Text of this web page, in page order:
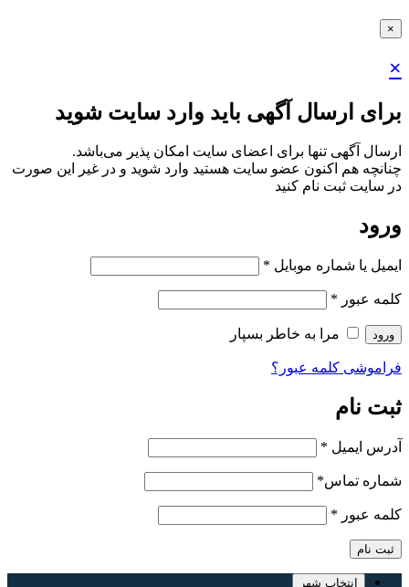
×
×
برای ارسال آگهی باید وارد سایت شوید
ارسال آگهی تنها برای اعضای سایت امکان پذیر می‌باشد.
چنانچه هم‌ اکنون عضو سایت هستید وارد شوید و در غیر این صورت
در سایت ثبت نام کنید
ورود
ایمیل یا شماره موبایل *
کلمه عبور *
ورود مرا به خاطر بسپار
فراموشی کلمه عبور؟
ثبت نام
آدرس ایمیل *
شماره تماس*
کلمه عبور *
ثبت نام
انتخاب شهر